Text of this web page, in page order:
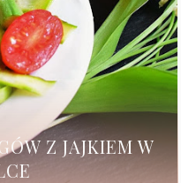
Z JAJKIEM W